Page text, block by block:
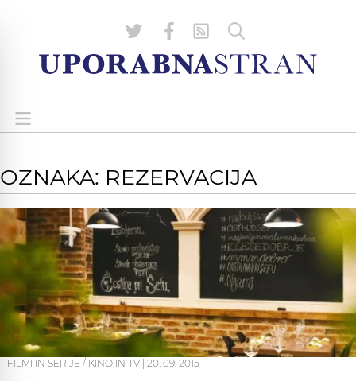
OZNAKA: REZERVACIJA
FILMI IN SERIJE / KINO IN TV 20. 09. 2015